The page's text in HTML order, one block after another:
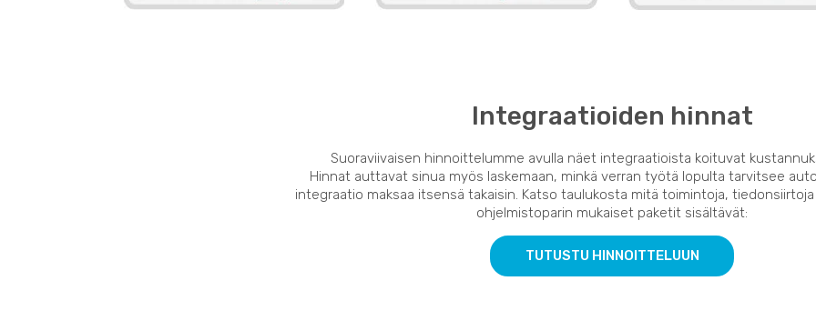
Integraatioiden hinnat
Suoraviivaisen hinnoittelumme avulla näet integraatioista koituvat
Hinnat auttavat sinua myös laskemaan, minkä verran työtä lopulta tarvitsee
integraatio maksaa itsensä takaisin. Katso taulukosta mitä toimintoja,
ohjelmistoparin mukaiset paketit sisältävät:
TUTUSTU HINNOITTELUUN